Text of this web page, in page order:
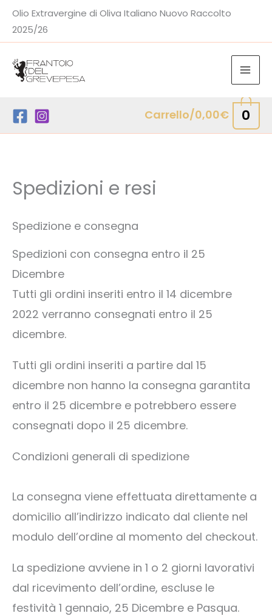
VaiOlio Extravergine di Oliva Italiano Nuovo Raccolto
2025/26
Carrello/0,00€ 0
Spedizioni e resi
Spedizione e consegna
Spedizioni con consegna entro il 25
Dicembre
Tutti gli ordini inseriti entro il 14 dicembre
2022 verranno consegnati entro il 25
dicembre.
Tutti gli ordini inseriti a partire dal 15
dicembre non hanno la consegna garantita
entro il 25 dicembre e potrebbero essere
consegnati dopo il 25 dicembre.
Condizioni generali di spedizione
La consegna viene effettuata direttamente a
domicilio all’indirizzo indicato dal cliente nel
modulo dell’ordine al momento del checkout.
La spedizione avviene in 1 o 2 giorni lavorativi
dal ricevimento dell’ordine, escluse le
festività 1 gennaio, 25 Dicembre e Pasqua.